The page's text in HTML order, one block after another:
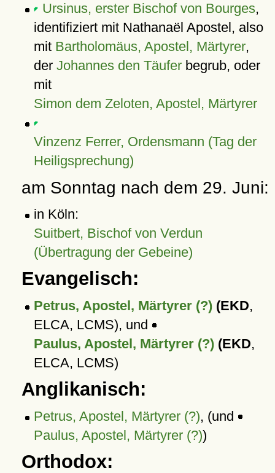
Ursinus, erster Bischof von Bourges,
identifiziert mit Nathanaël Apostel, also
mit Bartholomäus, Apostel, Märtyrer,
der Johannes den Täuferbegrub, oder
mit
Simon dem Zeloten, Apostel, Märtyrer
Vinzenz Ferrer, Ordensmann (Tag der
Heiligsprechung)
am Sonntag nach dem 29. Juni:
in Köln:
Suitbert, Bischof von Verdun
(Übertragung der Gebeine)
Evangelisch:
Petrus, Apostel, Märtyrer (?)(EKD,
ELCA, LCMS), und
Paulus, Apostel, Märtyrer (?)(EKD,
ELCA, LCMS)
Anglikanisch:
Petrus, Apostel, Märtyrer (?), (und
Paulus, Apostel, Märtyrer (?))
Orthodox: